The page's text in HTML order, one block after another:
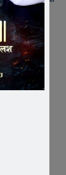
सौंपा ज्ञापन